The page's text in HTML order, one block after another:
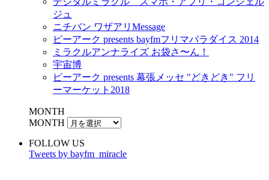
ジュ
ニチバン ワザアリMessage
ピーアーク presents bayfmフリマパラダイス 2014
ミラクルアンナライズ お袋さ〜ん！
宇宙博
ピーアーク presents 幕張メッセ "どきどき" フリ
ーマーケット2018
MONTH
MONTH
FOLLOW US
Tweets by bayfm_miracle